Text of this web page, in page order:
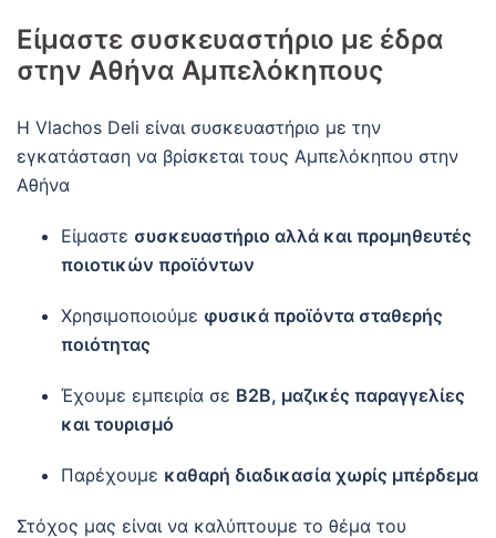
Είμαστε συσκευαστήριο με έδρα
στην Αθήνα Αμπελόκηπους
Η Vlachos Deli είναι συσκευαστήριο με την
εγκατάσταση να βρίσκεται τους Αμπελόκηπου στην
Αθήνα
Είμαστε συσκευαστήριο αλλά και προμηθευτές
ποιοτικών προϊόντων
Χρησιμοποιούμε φυσικά προϊόντα σταθερής
ποιότητας
Έχουμε εμπειρία σε B2B, μαζικές παραγγελίες
και τουρισμό
Παρέχουμε καθαρή διαδικασία χωρίς μπέρδεμα
Στόχος μας είναι να καλύπτουμε το θέμα του